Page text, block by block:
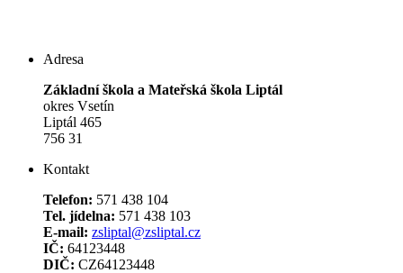
Adresa
Základní škola a Mateřská škola Liptál
okres Vsetín
Liptál 465
756 31
Kontakt
Telefon: 571 438 104
Tel. jídelna: 571 438 103
E-mail: zsliptal@zsliptal.cz
IČ: 64123448
DIČ: CZ64123448